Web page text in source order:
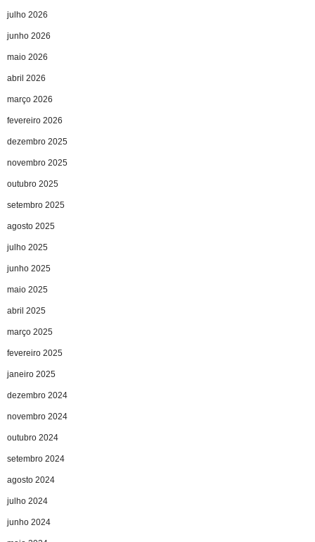
julho 2026
junho 2026
maio 2026
abril 2026
março 2026
fevereiro 2026
dezembro 2025
novembro 2025
outubro 2025
setembro 2025
agosto 2025
julho 2025
junho 2025
maio 2025
abril 2025
março 2025
fevereiro 2025
janeiro 2025
dezembro 2024
novembro 2024
outubro 2024
setembro 2024
agosto 2024
julho 2024
junho 2024